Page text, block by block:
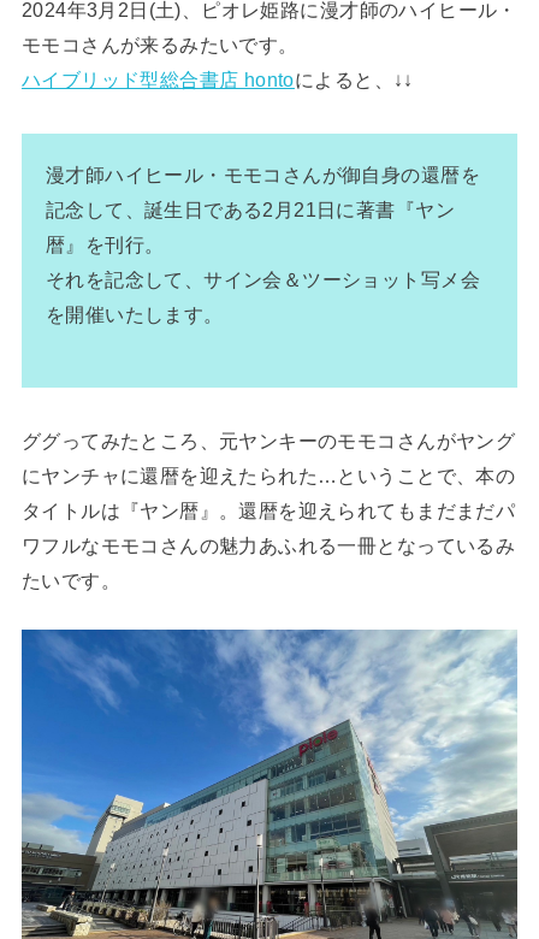
2024年3月2日(土)、ピオレ姫路に漫才師のハイヒール・
モモコさんが来るみたいです。
ハイブリッド型総合書店 hontoによると、↓↓
漫才師ハイヒール・モモコさんが御自身の還暦を
記念して、誕生日である2月21日に著書『ヤン
暦』を刊行。
それを記念して、サイン会＆ツーショット写メ会
を開催いたします。
ググってみたところ、元ヤンキーのモモコさんがヤング
にヤンチャに還暦を迎えたられた…ということで、本の
タイトルは『ヤン暦』。還暦を迎えられてもまだまだパ
ワフルなモモコさんの魅力あふれる一冊となっているみ
たいです。